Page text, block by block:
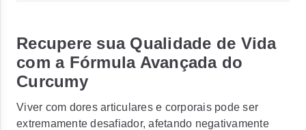
Recupere sua Qualidade de Vida
com a Fórmula Avançada do
Curcumy
Viver com dores articulares e corporais pode ser
extremamente desafiador, afetando negativamente